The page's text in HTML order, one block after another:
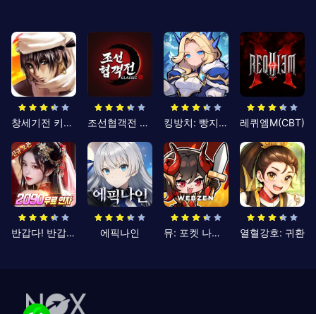
창세기전 키우기 조선협객전 클래식 킹방치: 빵지의 제왕 레퀴엠M(CBT)
반갑다! 반갑삼국지 에픽나인 뮤: 포켓 나이츠 열혈강호: 귀환